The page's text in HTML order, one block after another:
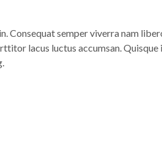
Consequat semper viverra nam
lacus luctus accumsan. Quisque